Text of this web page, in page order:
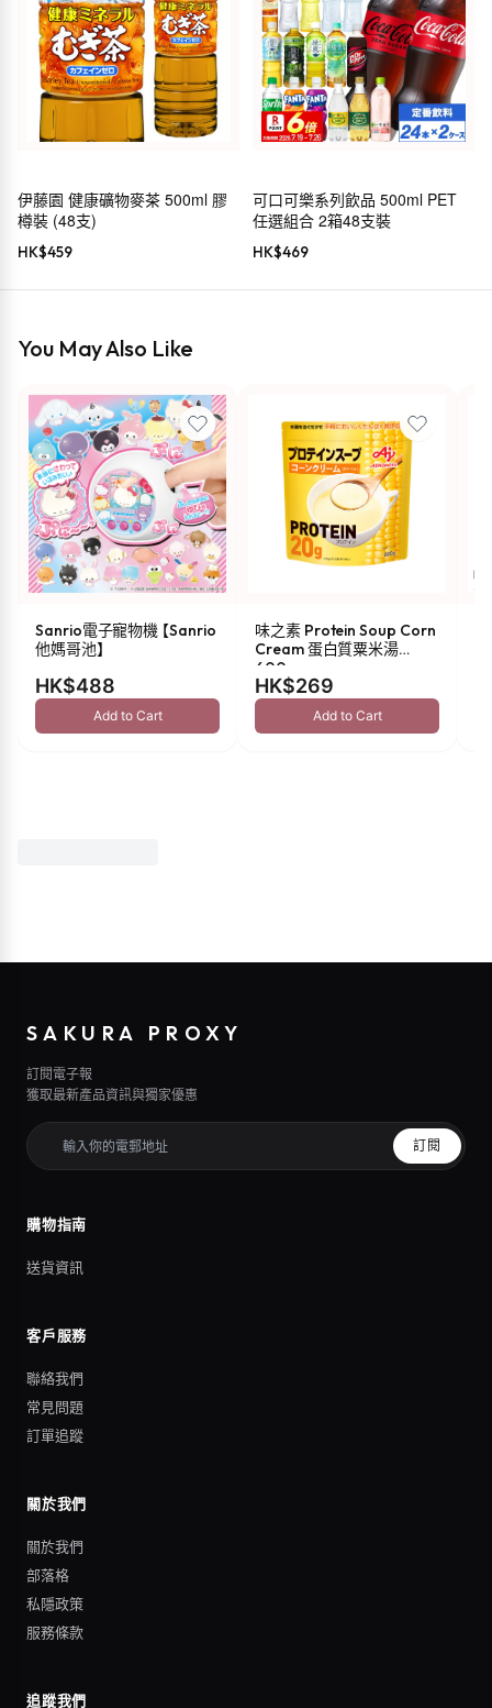
伊藤園 健康礦物麥茶 500ml 膠
樽裝 (48支)
HK$459
可口可樂系列飲品 500ml PET
任選組合 2箱48支裝
HK$469
You May Also Like
Sanrio電子寵物機 【Sanrio
他媽哥池】
HK$488
Add to Cart
味之素 Protein Soup Corn
Cream 蛋白質粟米湯
600g
HK$269
Add to Cart
SAKURA PROXY
訂閱電子報
獲取最新產品資訊與獨家優惠
訂閱
購物指南
送貨資訊
客戶服務
聯絡我們
常見問題
訂單追蹤
關於我們
關於我們
部落格
私隱政策
服務條款
追蹤我們